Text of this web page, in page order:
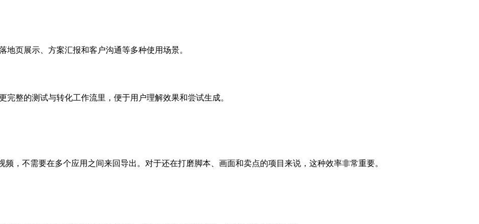
页展示、方案汇报和客户沟通等多种使用场景。
整的测试与转化工作流里，便于用户理解效果和尝试生成。
，不需要在多个应用之间来回导出。对于还在打磨脚本、画面和卖点的项目来说，这种效率非常重要。